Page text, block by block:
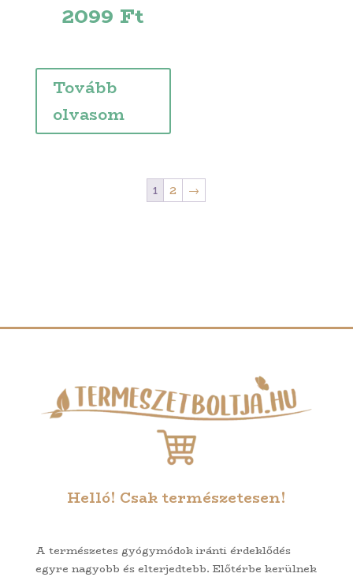
2099 Ft
Tovább
olvasom
1 2 →
Helló! Csak természetesen!
A természetes gyógymódok iránti érdeklődés
egyre nagyobb és elterjedtebb. Előtérbe kerülnek